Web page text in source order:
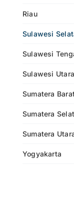
Riau
Sulawesi
Sulawesi
Sulawesi Utara
Sumatera
Sumatera
Sumatera
Yogyakarta